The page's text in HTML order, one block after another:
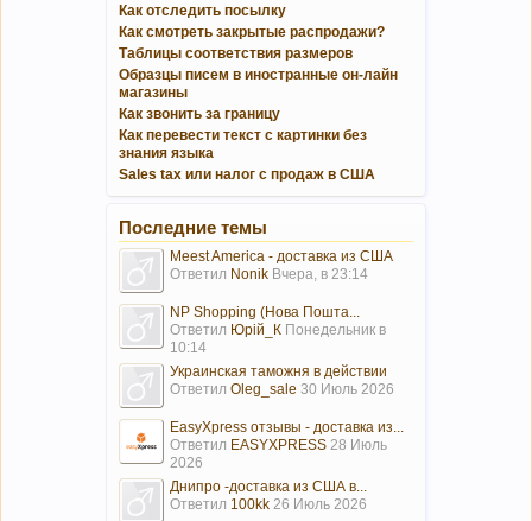
Как отследить посылку
Как смотреть закрытые распродажи?
Таблицы соответствия размеров
Образцы писем в иностранные он-лайн
магазины
Как звонить за границу
Как перевести текст с картинки без
знания языка
Sales tax или налог с продаж в США
Последние темы
Meest America - доставка из США
Ответил Nonik Вчера, в 23:14
NP Shopping (Нова Пошта...
Ответил Юрій_К Понедельник в
10:14
Украинская таможня в действии
Ответил Oleg_sale 30 Июль 2026
EasyXpress отзывы - доставка из...
Ответил EASYXPRESS 28 Июль
2026
Днипро -доставка из США в...
Ответил 100kk 26 Июль 2026